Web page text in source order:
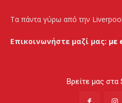
Τα πάντα γύρω από την
Επικοινωνήστε μαζί μας: με
Βρείτε μας στα